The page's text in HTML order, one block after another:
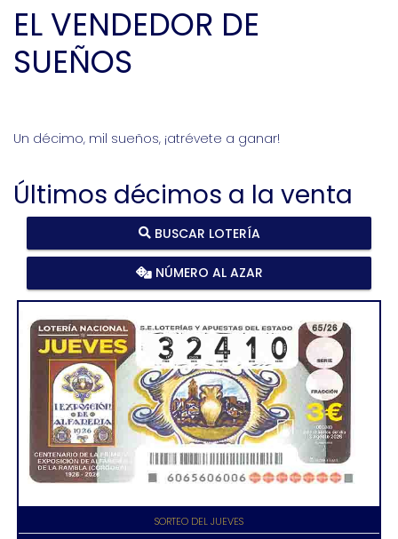
EL VENDEDOR DE
SUEÑOS
Un décimo, mil sueños, ¡atrévete a ganar!
Últimos décimos a la venta
BUSCAR LOTERÍA
NÚMERO AL AZAR
SORTEO DEL JUEVES